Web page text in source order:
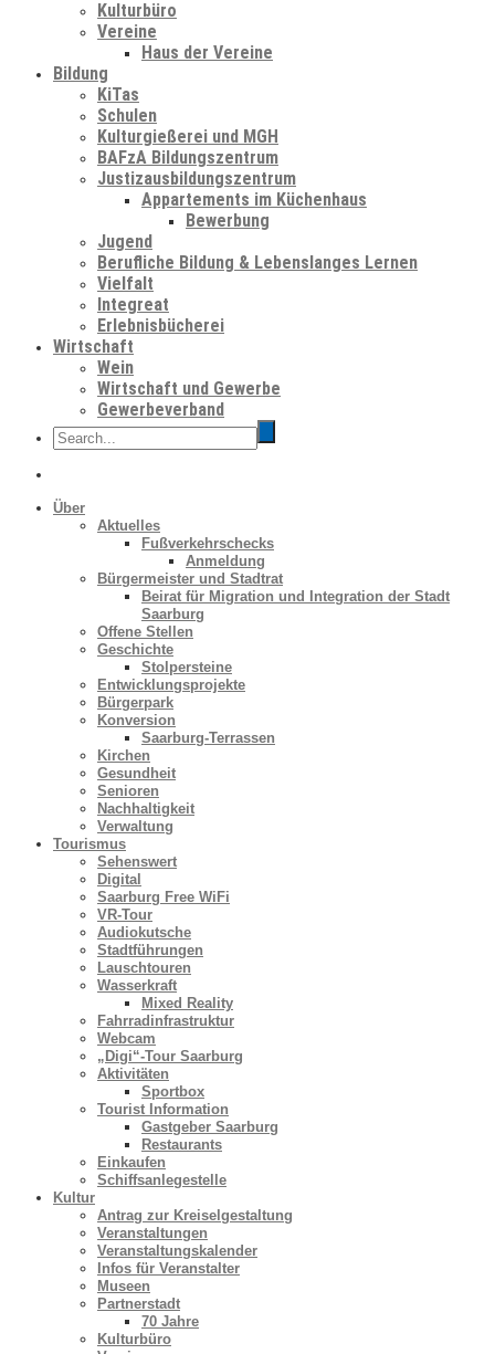
Kulturbüro
Vereine
Haus der Vereine
Bildung
KiTas
Schulen
Kulturgießerei und MGH
BAFzA Bildungszentrum
Justizausbildungszentrum
Appartements im Küchenhaus
Bewerbung
Jugend
Berufliche Bildung & Lebenslanges Lernen
Vielfalt
Integreat
Erlebnisbücherei
Wirtschaft
Wein
Wirtschaft und Gewerbe
Gewerbeverband
Über
Aktuelles
Fußverkehrschecks
Anmeldung
Bürgermeister und Stadtrat
Beirat für Migration und Integration der Stadt
Saarburg
Offene Stellen
Geschichte
Stolpersteine
Entwicklungsprojekte
Bürgerpark
Konversion
Saarburg-Terrassen
Kirchen
Gesundheit
Senioren
Nachhaltigkeit
Verwaltung
Tourismus
Sehenswert
Digital
Saarburg Free WiFi
VR-Tour
Audiokutsche
Stadtführungen
Lauschtouren
Wasserkraft
Mixed Reality
Fahrradinfrastruktur
Webcam
„Digi“-Tour Saarburg
Aktivitäten
Sportbox
Tourist Information
Gastgeber Saarburg
Restaurants
Einkaufen
Schiffsanlegestelle
Kultur
Antrag zur Kreiselgestaltung
Veranstaltungen
Veranstaltungskalender
Infos für Veranstalter
Museen
Partnerstadt
70 Jahre
Kulturbüro